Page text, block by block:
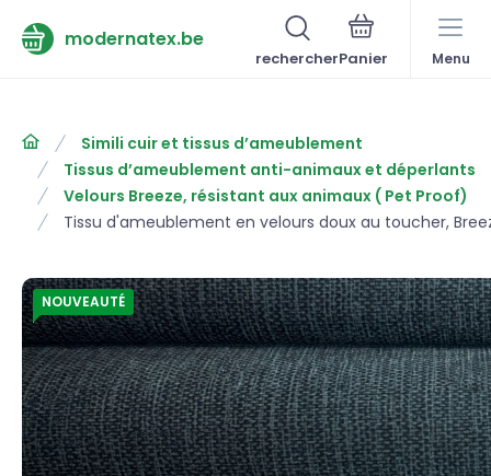
modernatex.be
rechercher Menu
Simili cuir et tissus d’ameublement
Tissus d’ameublement anti-animaux et déperlants
Velours Breeze, résistant aux animaux ( Pet Proof)
Tissu d'ameublement en velours doux au toucher,
NOUVEAUTÉ